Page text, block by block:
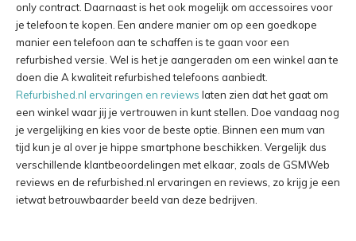
only contract. Daarnaast is het ook mogelijk om accessoires voor
je telefoon te kopen. Een andere manier om op een goedkope
manier een telefoon aan te schaffen is te gaan voor een
refurbished versie. Wel is het je aangeraden om een winkel aan te
doen die A kwaliteit refurbished telefoons aanbiedt.
Refurbished.nl ervaringen en reviews laten zien dat het gaat om
een winkel waar jij je vertrouwen in kunt stellen. Doe vandaag nog
je vergelijking en kies voor de beste optie. Binnen een mum van
tijd kun je al over je hippe smartphone beschikken. Vergelijk dus
verschillende klantbeoordelingen met elkaar, zoals de GSMWeb
reviews en de refurbished.nl ervaringen en reviews, zo krijg je een
ietwat betrouwbaarder beeld van deze bedrijven.